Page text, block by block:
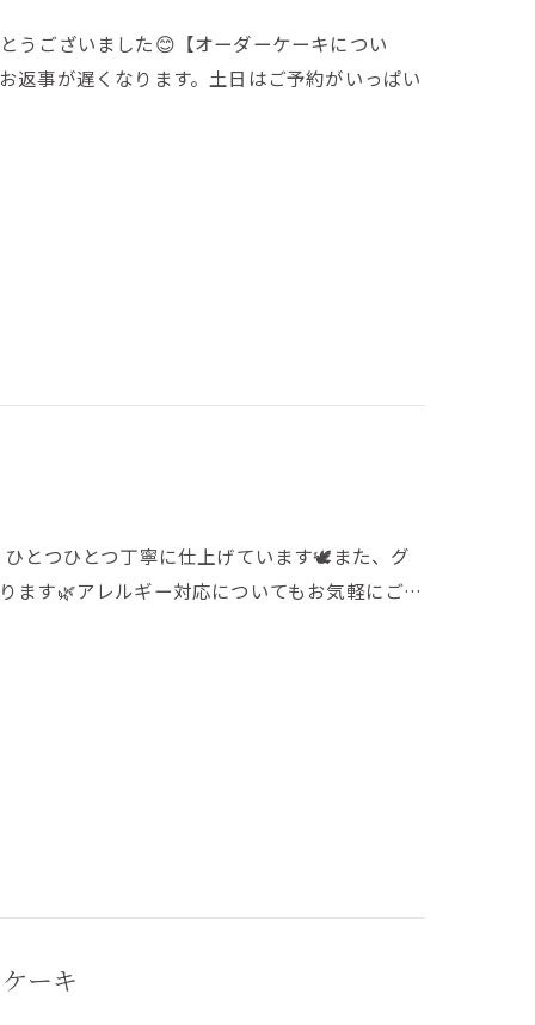
うございました😊【オーダーケーキについ
返事が遅くなります。土日はご予約がいっぱい
とつひとつ丁寧に仕上げています🕊️また、グ
ます🌿アレルギー対応についてもお気軽にご…
ーキ